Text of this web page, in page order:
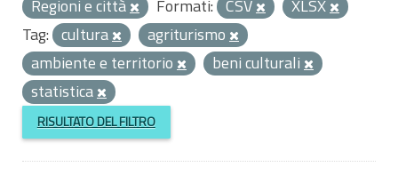
Regioni e città
Formati: CSV
XLSX
Tag: cultura
agriturismo
ambiente e territorio
beni culturali
statistica
RISULTATO DEL FILTRO